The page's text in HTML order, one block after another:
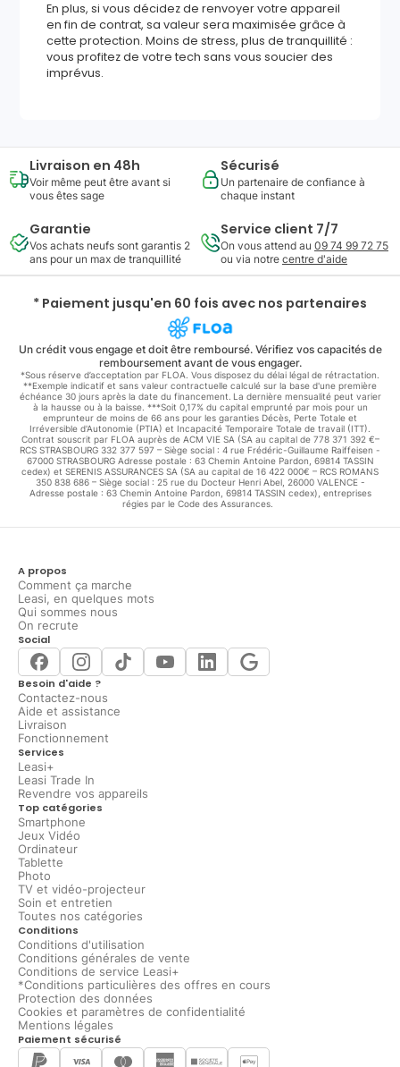
En plus, si vous décidez de renvoyer votre appareil
en fin de contrat, sa valeur sera maximisée grâce à
cette protection. Moins de stress, plus de tranquillité :
vous profitez de votre tech sans vous soucier des
imprévus.
Livraison en 48h
Voir même peut être avant si
vous êtes sage
Sécurisé
Un partenaire de confiance à
chaque instant
Garantie
Vos achats neufs sont garantis 2
ans pour un max de tranquillité
Service client 7/7
On vous attend au 09 74 99 72 75
ou via notre centre d'aide
* Paiement jusqu'en 60 fois avec nos partenaires
Un crédit vous engage et doit être remboursé. Vérifiez vos capacités de
remboursement avant de vous engager.
*Sous réserve d’acceptation par FLOA. Vous disposez du délai légal de rétractation.
**Exemple indicatif et sans valeur contractuelle calculé sur la base d'une première
échéance 30 jours après la date du financement. La dernière mensualité peut varier
à la hausse ou à la baisse. ***Soit 0,17% du capital emprunté par mois pour un
emprunteur de moins de 66 ans pour les garanties Décès, Perte Totale et
Irréversible d'Autonomie (PTIA) et Incapacité Temporaire Totale de travail (ITT).
Contrat souscrit par FLOA auprès de ACM VIE SA (SA au capital de 778 371 392 €–
RCS STRASBOURG 332 377 597 – Siège social : 4 rue Frédéric-Guillaume Raiffeisen -
67000 STRASBOURG Adresse postale : 63 Chemin Antoine Pardon, 69814 TASSIN
cedex) et SERENIS ASSURANCES SA (SA au capital de 16 422 000€ – RCS ROMANS
350 838 686 – Siège social : 25 rue du Docteur Henri Abel, 26000 VALENCE -
Adresse postale : 63 Chemin Antoine Pardon, 69814 TASSIN cedex), entreprises
régies par le Code des Assurances.
A propos
Comment ça marche
Leasi, en quelques mots
Qui sommes nous
On recrute
Social
Besoin d'aide ?
Contactez-nous
Aide et assistance
Livraison
Fonctionnement
Services
Leasi+
Leasi Trade In
Revendre vos appareils
Top catégories
Smartphone
Jeux Vidéo
Ordinateur
Tablette
Photo
TV et vidéo-projecteur
Soin et entretien
Toutes nos catégories
Conditions
Conditions d'utilisation
Conditions générales de vente
Conditions de service Leasi+
*Conditions particulières des offres en cours
Protection des données
Cookies et paramètres de confidentialité
Mentions légales
Paiement sécurisé